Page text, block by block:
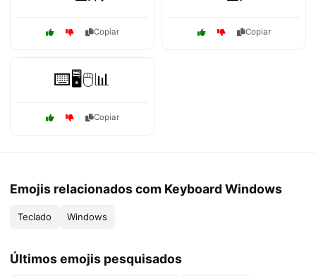
Copiar Copiar
⌨️🖥️🖱️📊
Copiar
Emojis relacionados com Keyboard Windows
Teclado Windows
Últimos emojis pesquisados